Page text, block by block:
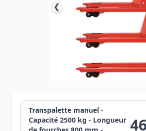
Transpalette manuel -
Capacité 2500 kg - Longueur
❮